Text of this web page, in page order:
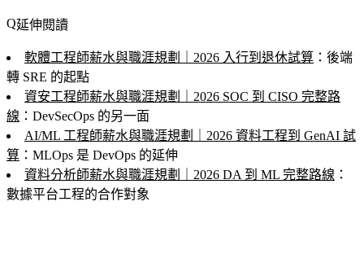
延伸閱讀
軟體工程師薪水與職涯規劃｜2026 入行到退休試算 ：後端
轉 SRE 的起點
資安工程師薪水與職涯規劃｜2026 SOC 到 CISO 完整路
線 ：DevSecOps 的另一面
AI/ML 工程師薪水與職涯規劃｜2026 資料工程到 GenAI 試
算 ：MLOps 是 DevOps 的延伸
資料分析師薪水與職涯規劃｜2026 DA 到 ML 完整路線 ：
數據平台工程的合作對象